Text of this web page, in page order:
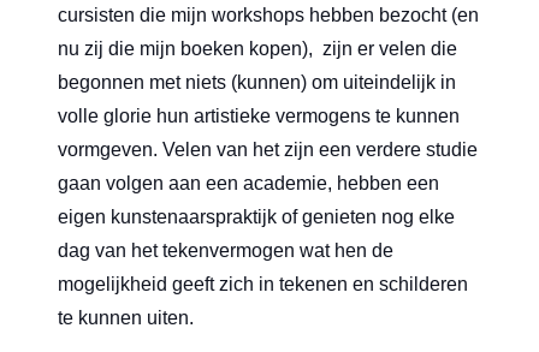
cursisten die mijn workshops hebben bezocht (en
nu zij die mijn boeken kopen), zijn er velen die
begonnen met niets (kunnen) om uiteindelijk in
volle glorie hun artistieke vermogens te kunnen
vormgeven. Velen van het zijn een verdere studie
gaan volgen aan een academie, hebben een
eigen kunstenaarspraktijk of genieten nog elke
dag van het tekenvermogen wat hen de
mogelijkheid geeft zich in tekenen en schilderen
te kunnen uiten.